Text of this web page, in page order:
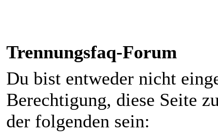
Trennungsfaq-Forum
Du bist entweder nicht
Berechtigung, diese Seite
der folgenden sein: